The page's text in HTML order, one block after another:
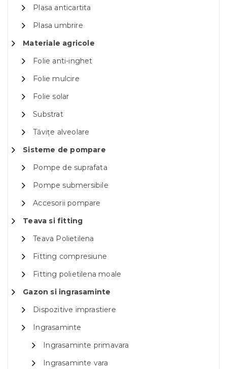
Plasa anticartita
Plasa umbrire
Materiale agricole
Folie anti-inghet
Folie mulcire
Folie solar
Substrat
Tăvițe alveolare
Sisteme de pompare
Pompe de suprafata
Pompe submersibile
Accesorii pompare
Teava si fitting
Teava Polietilena
Fitting compresiune
Fitting polietilena moale
Gazon si ingrasaminte
Dispozitive imprastiere
Ingrasaminte
Ingrasaminte primavara
Ingrasaminte vara